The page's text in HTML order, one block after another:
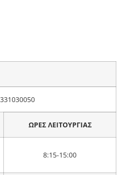
ΩΡΕΣ ΛΕΙΤΟΥΡΓΙΑΣ
8:15-15:00